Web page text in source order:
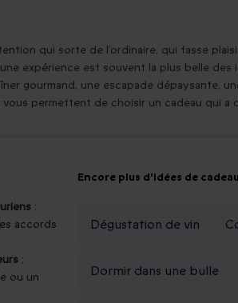
qui sorte de l’ordinaire, qui fasse
expérience est souvent la plus belle des
gourmand, une escapade dépaysante,
permettent de choisir un cadeau qui a
:
accords
:
ou un
Encore plus d'idées de
Dégustation de vin
Dormir dans une bulle